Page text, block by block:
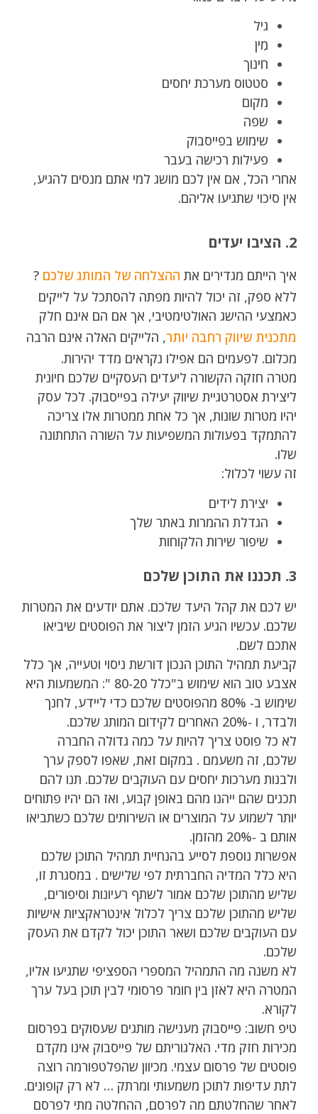
גיל
מִין
חינוך
סטטוס מערכת יחסים
מקום
שפה
שימוש בפייסבוק
פעילות רכישה בעבר
אחרי הכל, אם אין לכם מושג למי אתם מנסים להגיע,
אין סיכוי שתגיעו אליהם.
2. הציבו יעדים
איך הייתם מגדירים את ההצלחה של המותג שלכם ?
ללא ספק, זה יכול להיות מפתה להסתכל על לייקים
כאמצעי ההישג האולטימטיבי, אך אם הם אינם חלק
מתכנית שיווק רחבה יותר, הלייקים האלה אינם הרבה
מכלום. לפעמים הם אפילו נקראים מדד יהירות.
מטרה חזקה הקשורה ליעדים העסקיים שלכם חיונית
ליצירת אסטרטגיית שיווק יעילה בפייסבוק. לכל עסק
יהיו מטרות שונות, אך כל אחת ממטרות אלו צריכה
להתמקד בפעולות המשפיעות על השורה התחתונה
שלו.
זה עשוי לכלול:
יצירת לידים
הגדלת ההמרות באתר שלך
שיפור שירות הלקוחות
3. תכננו את התוכן שלכם
יש לכם את קהל היעד שלכם. אתם יודעים את המטרות
שלכם. עכשיו הגיע הזמן ליצור את הפוסטים שיביאו
אתכם לשם.
קביעת תמהיל התוכן הנכון דורשת ניסוי וטעייה, אך כלל
אצבע טוב הוא שימוש ב"כלל 80-20 ": המשמעות היא
שימוש ב- 80% מהפוסטים שלכם כדי ליידע, לחנך
ולבדר, ו -20% האחרים לקידום המותג שלכם.
לא כל פוסט צריך להיות על כמה גדולה החברה
שלכם, זה משעמם . במקום זאת, שאפו לספק ערך
ולבנות מערכות יחסים עם העוקבים שלכם. תנו להם
תכנים שהם ייהנו מהם באופן קבוע, ואז הם יהיו פתוחים
יותר לשמוע על המוצרים או השירותים שלכם כשתביאו
אותם ב -20% מהזמן.
אפשרות נוספת לסייע בהנחיית תמהיל התוכן שלכם
היא כלל המדיה החברתית לפי שלישים . במסגרת זו,
שליש מהתוכן שלכם אמור לשתף רעיונות וסיפורים,
שליש מהתוכן שלכם צריך לכלול אינטראקציות אישיות
עם העוקבים שלכם ושאר התוכן יכול לקדם את העסק
שלכם.
לא משנה מה התמהיל המספרי הספציפי שתגיעו אליו,
המטרה היא לאזן בין חומר פרסומי לבין תוכן בעל ערך
לקורא.
טיפ חשוב: פייסבוק מענישה מותגים שעסוקים בפרסום
מכירות חזק מדי. האלגוריתם של פייסבוק אינו מקדם
פוסטים של פרסום עצמי. מכיוון שהפלטפורמה רוצה
לתת עדיפות לתוכן משמעותי ומרתק … לא רק קופונים.
לאחר שהחלטתם מה לפרסם, ההחלטה מתי לפרסם